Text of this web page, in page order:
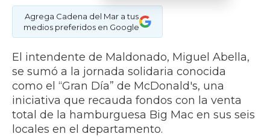
Agrega Cadena del Mar a tus
medios preferidos en Google
El intendente de Maldonado, Miguel Abella,
se sumó a la jornada solidaria conocida
como el “Gran Día” de McDonald's, una
iniciativa que recauda fondos con la venta
total de la hamburguesa Big Mac en sus seis
locales en el departamento.